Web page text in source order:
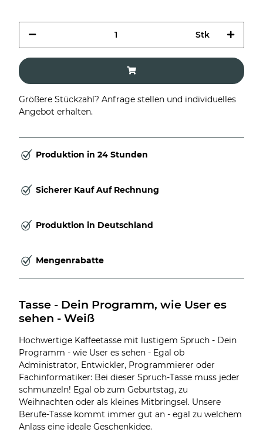
Stk
Größere Stückzahl? Anfrage stellen und individuelles
Angebot erhalten.
Produktion in 24 Stunden
Sicherer Kauf Auf Rechnung
Produktion in Deutschland
Mengenrabatte
Tasse - Dein Programm, wie User es
sehen - Weiß
Hochwertige Kaffeetasse mit lustigem Spruch - Dein
Programm - wie User es sehen - Egal ob
Administrator, Entwickler, Programmierer oder
Fachinformatiker: Bei dieser Spruch-Tasse muss jeder
schmunzeln! Egal ob zum Geburtstag, zu
Weihnachten oder als kleines Mitbringsel. Unsere
Berufe-Tasse kommt immer gut an - egal zu welchem
Anlass eine ideale Geschenkidee.